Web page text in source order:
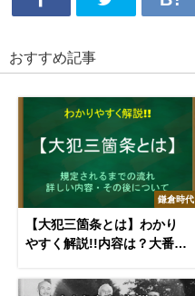
おすすめ記事
鎌倉時代
【大犯三箇条とは】わかり
やすく解説!!内容は？大番催